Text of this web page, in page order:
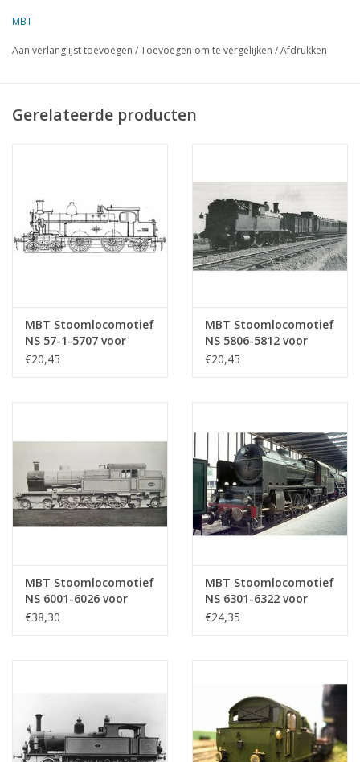
MBT
Aan verlanglijst toevoegen /Toevoegen om te vergelijken /Afdrukken
Gerelateerde producten
MBT Stoomlocomotief
NS 57-1-5707 voor
spoor 0 -
€20,45
MBT Stoomlocomotief
NS 5806-5812 voor
spoor 0 -
€20,45
MBT Stoomlocomotief
NS 6001-6026 voor
spoor 0 -
€38,30
MBT Stoomlocomotief
NS 6301-6322 voor
spoor 0 -
€24,35